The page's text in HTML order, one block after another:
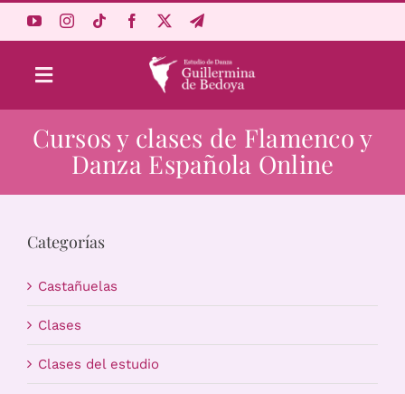
Toggle
Navigation
Aprende Online
Estudio
Carrito
Cursos y clases de Flamenco y
Danza Española Online
Categorías
Castañuelas
Clases
Clases del estudio